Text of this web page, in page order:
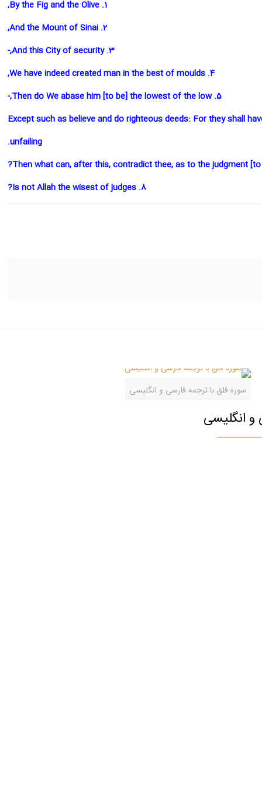
1. By the Fig and the Olive,
2. And the Mount of Sinai,
3. And this City of security,-
4. We have indeed created man in the best of moulds,
5. Then do We abase him [to be] the lowest of the low,-
unfailing.
8. Is not Allah the wisest of judges?
سوره فلق با ترجمه فارسی و انگلیسی
و انگلیسی